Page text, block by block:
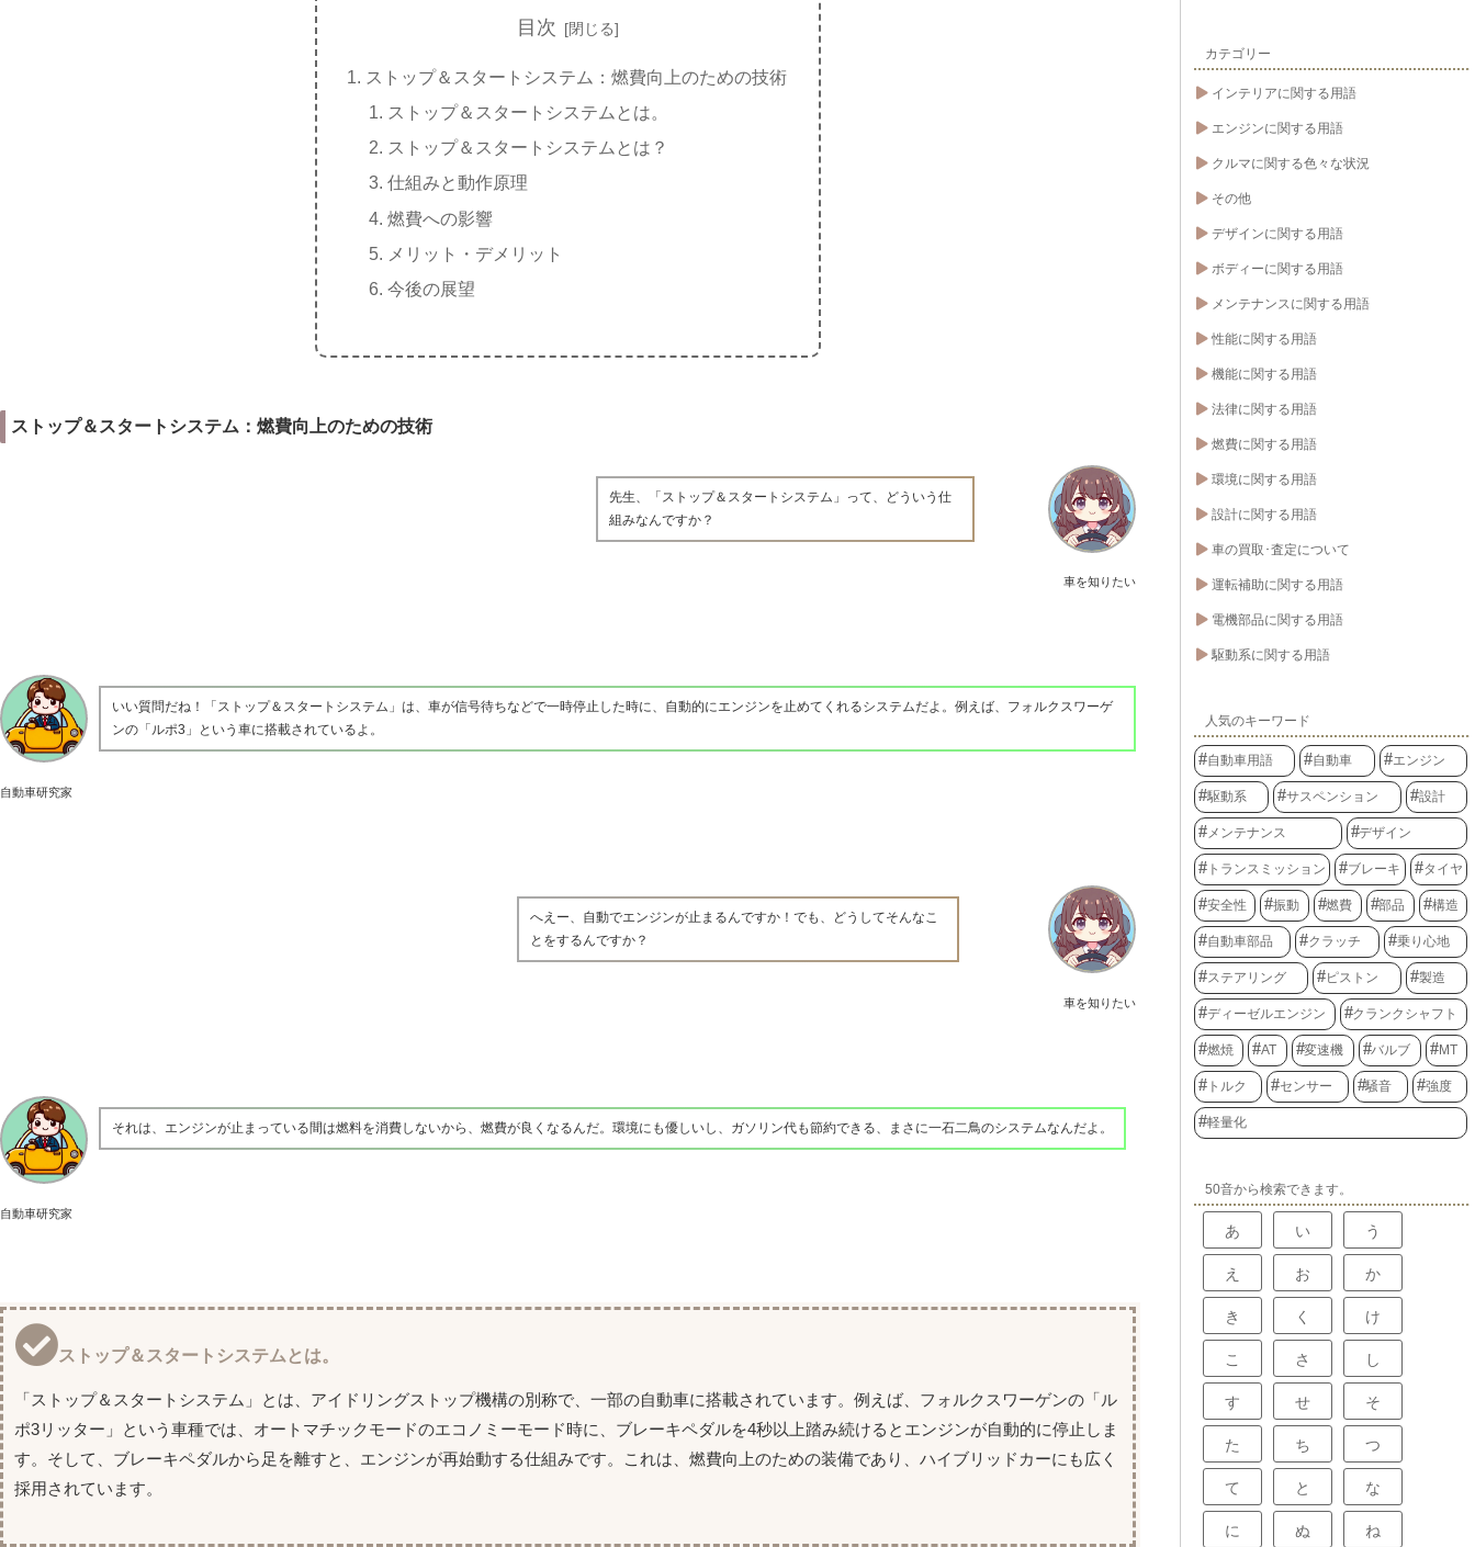
目次
ストップ＆スタートシステム：燃費向上のための技術
ストップ＆スタートシステムとは。
ストップ＆スタートシステムとは？
仕組みと動作原理
燃費への影響
メリット・デメリット
今後の展望
ストップ＆スタートシステム：燃費向上のための技術
車を知りたい
先生、「ストップ＆スタートシステム」って、どういう仕
組みなんですか？
自動車研究家
いい質問だね！「ストップ＆スタートシステム」は、車が信号待ちなどで一時停止した時に、自動的にエンジンを止めてくれるシステムだよ。例えば、フォルクスワーゲ
ンの「ルポ3」という車に搭載されているよ。
車を知りたい
へえー、自動でエンジンが止まるんですか！でも、どうしてそんなこ
とをするんですか？
自動車研究家
それは、エンジンが止まっている間は燃料を消費しないから、燃費が良くなるんだ。環境にも優しいし、ガソリン代も節約できる、まさに一石二鳥のシステムなんだよ。
ストップ＆スタートシステムとは。
「ストップ＆スタートシステム」とは、アイドリングストップ機構の別称で、一部の自動車に搭載されています。例えば、フォルクスワーゲンの「ル
ポ3リッター」という車種では、オートマチックモードのエコノミーモード時に、ブレーキペダルを4秒以上踏み続けるとエンジンが自動的に停止しま
す。そして、ブレーキペダルから足を離すと、エンジンが再始動する仕組みです。これは、燃費向上のための装備であり、ハイブリッドカーにも広く
採用されています。
カテゴリー
インテリアに関する用語
エンジンに関する用語
クルマに関する色々な状況
その他
デザインに関する用語
ボディーに関する用語
メンテナンスに関する用語
性能に関する用語
機能に関する用語
法律に関する用語
燃費に関する用語
環境に関する用語
設計に関する用語
車の買取･査定について
運転補助に関する用語
電機部品に関する用語
駆動系に関する用語
人気のキーワード
自動車用語 自動車 エンジン
駆動系 サスペンション 設計
メンテナンス デザイン
トランスミッション ブレーキ タイヤ
安全性 振動 燃費 部品 構造
自動車部品 クラッチ 乗り心地
ステアリング ピストン 製造
ディーゼルエンジン クランクシャフト
燃焼 AT 変速機 バルブ MT
トルク センサー 騒音 強度
軽量化
50音から検索できます。
あ い う
え お か
き く け
こ さ し
す せ そ
た ち つ
て と な
に ぬ ね